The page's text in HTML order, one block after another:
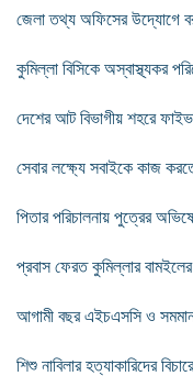
জেলা তথ্য অফিসের উদ্যোগে
কুমিল্লা বিসিকে অস্বাস্থ্যকর
দেশের আট বিভাগীয় শহরে
সেবার লক্ষ্যে সবাইকে কাজ
পিতার পরিচালনায় পুত্রের
প্রবাস ফেরত কুমিল্লার বামইলের
আগামী বছর এইচএসসি ও সমমান
শিশু নাবিলার হত্যাকারিদের